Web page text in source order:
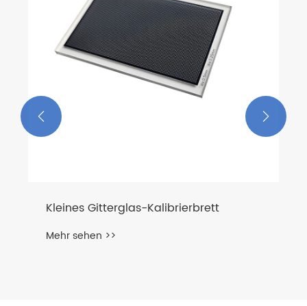
Kleines Gitterglas-Kalibrierbrett
Mehr sehen >>
 